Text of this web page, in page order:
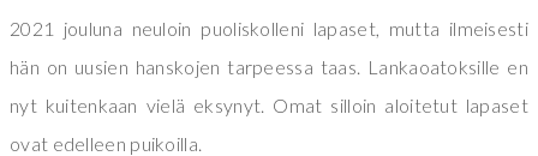
2021 jouluna neuloin puoliskolleni lapaset, mutta ilmeisesti
hän on uusien hanskojen tarpeessa taas. Lankaoatoksille en
nyt kuitenkaan vielä eksynyt. Omat silloin aloitetut lapaset
ovat edelleen puikoilla.